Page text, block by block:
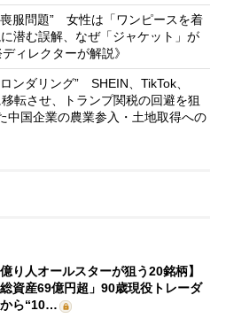
服問題” 女性は「ワンピースを着
潜む誤解、なぜ「ジャケット」が
ィレクターが解説》
ンダリング” SHEIN、TikTok、
転させ、トランプ関税の回避を狙
国企業の農業参入・土地取得への
億り人オールスターが狙う20銘柄】
総資産69億円超」90歳現役トレーダ
ら“10…